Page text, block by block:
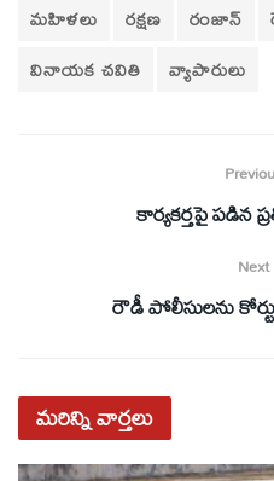
మహిళలు
రక్షణ రంజాన్‌
వినాయక చవితి
వ్యాపారులు
కార్యకర్తపై పడిన
రౌడీ పోలీసులను
మరిన్నివార్తలు